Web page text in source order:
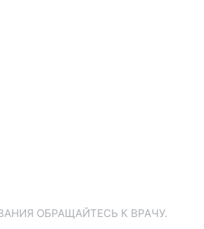
ОБРАЩАЙТЕСЬ К ВРАЧУ.